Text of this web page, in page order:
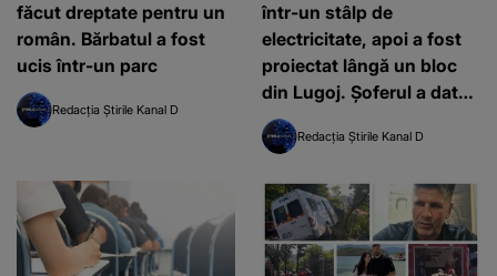
făcut dreptate pentru un
român. Bărbatul a fost
ucis într-un parc
Redacția Știrile Kanal D
într-un stâlp de
electricitate, apoi a fost
proiectat lângă un bloc
din Lugoj. Șoferul a dat
vina pe pisici
Redacția Știrile Kanal D